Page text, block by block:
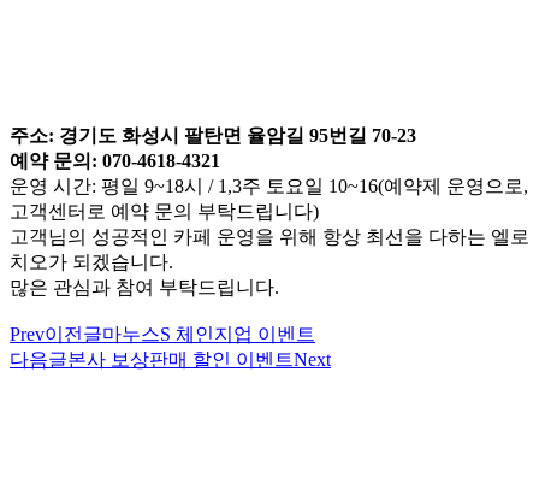
주소: 경기도 화성시 팔탄면 율암길 95번길 70-23
예약 문의: 070-4618-4321
운영 시간: 평일 9~18시 / 1,3주 토요일 10~16(예약제 운영으로,
고객센터로 예약 문의 부탁드립니다)
고객님의 성공적인 카페 운영을 위해 항상 최선을 다하는 엘로
치오가 되겠습니다.
많은 관심과 참여 부탁드립니다.
Prev이전글마누스S 체인지업 이벤트
다음글본사 보상판매 할인 이벤트Next